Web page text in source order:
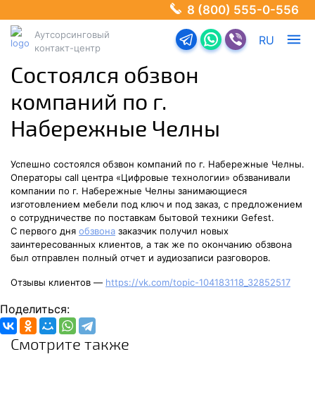
8 (800) 555-0-556
Аутсорсинговый
контакт-центр
Перейти в телеграм-
Перейти в Ватсап
Перейти в
RU
Состоялся обзвон
компаний по г.
Набережные Челны
Успешно состоялся обзвон компаний по г. Набережные Челны.
Операторы call центра «Цифровые технологии» обзванивали
компании по г. Набережные Челны занимающиеся
изготовлением мебели под ключ и под заказ, с предложением
о сотрудничестве по поставкам бытовой техники Gefest.
С первого дня обзвона заказчик получил новых
заинтересованных клиентов, а так же по окончанию обзвона
был отправлен полный отчет и аудиозаписи разговоров.
Отзывы клиентов — https://vk.com/topic-104183118_32852517
Поделиться:
Смотрите также